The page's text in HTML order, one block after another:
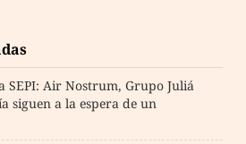
SEPI: Air Nostrum, Grupo Juliá
siguen a la espera de un